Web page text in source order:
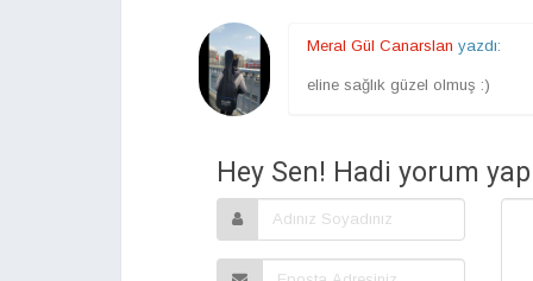
Meral Gül Canarslan yazdı:
eline sağlık güzel olmuş :)
Hey Sen! Hadi yorum